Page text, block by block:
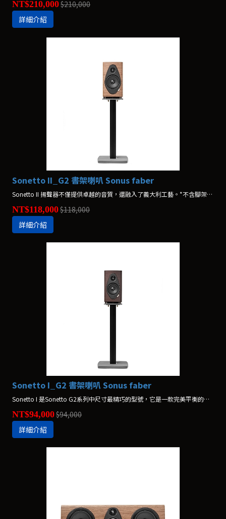
NT$210,000$210,000
詳細介紹
Sonetto II_G2 書架喇叭 Sonus faber
Sonetto II 揚聲器不僅提供卓越的音質，還融入了義大利工藝。*不含腳架，原廠腳架另購
NT$118,000$118,000
詳細介紹
Sonetto I_G2 書架喇叭 Sonus faber
Sonetto I 是Sonetto G2系列中尺寸最精巧的型號，它是一款完美平衡的書架式喇叭。*不含腳架，原廠腳架另購
NT$94,000$94,000
詳細介紹